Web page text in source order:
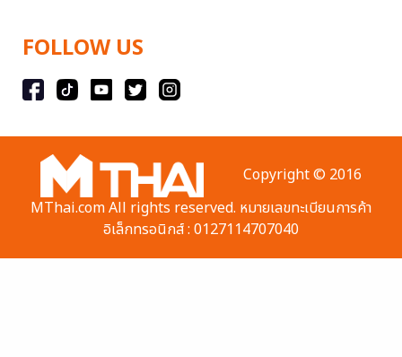
FOLLOW US
Copyright © 2016
MThai.com All rights reserved. หมายเลขทะเบียนการค้า
อิเล็กทรอนิกส์ : 0127114707040